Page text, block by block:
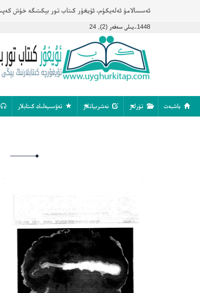
ئەسسالامۇ ئەلەيكۇم، ئۇيغۇر كىتاب تور بېكىتىگە خۇش
1448-يىلى سەفەر (2), 24
باشبەت تۈرلەر نەشرىياتلار تەۋسىيەلىك كىتابلار